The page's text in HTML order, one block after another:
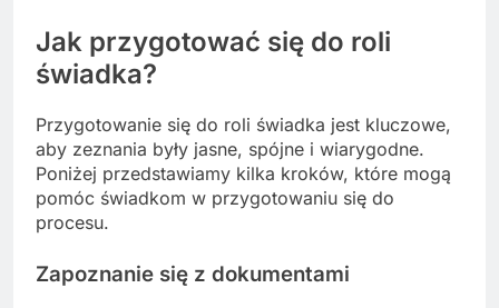
Jak przygotować się do roli
świadka?
Przygotowanie się do roli świadka jest kluczowe,
aby zeznania były jasne, spójne i wiarygodne.
Poniżej przedstawiamy kilka kroków, które mogą
pomóc świadkom w przygotowaniu się do
procesu.
Zapoznanie się z dokumentami